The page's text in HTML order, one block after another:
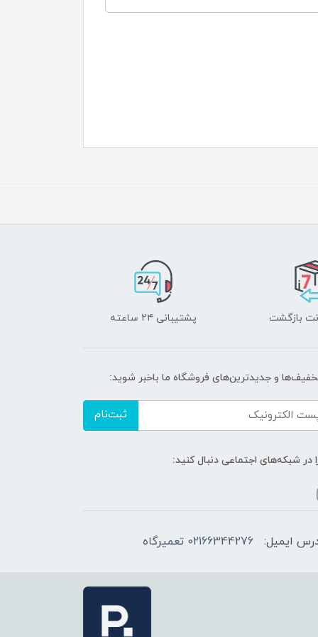
پشتیبانی ۲۴ ساعته
و جدیدترین‌های فروشگاه ما باخبر شوید:
ثبت‌نام
در شبکه‌های اجتماعی دنبال کنید:
ایمیل: 02166344276 تعمیرگاه